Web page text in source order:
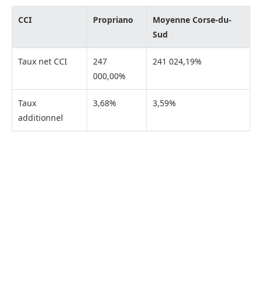
CCI Propriano
Moyenne Corse-du-
Sud
Taux net CCI
247
000,00%
241 024,19%
Taux
additionnel
3,68% 3,59%